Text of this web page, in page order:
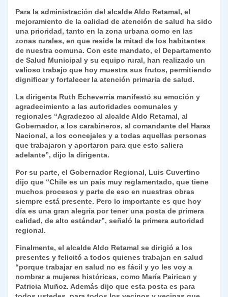
Para la administración del alcalde Aldo Retamal, el
mejoramiento de la calidad de atención de salud ha sido
una prioridad, tanto en la zona urbana como en las
zonas rurales, en que reside la mitad de los habitantes
de nuestra comuna. Con este mandato, el Departamento
de Salud Municipal y su equipo rural, han realizado un
valioso trabajo que hoy muestra sus frutos, permitiendo
dignificar y fortalecer la atención primaria de salud.
La dirigenta Ruth Echeverría manifestó su emoción y
agradecimiento a las autoridades comunales y
regionales “Agradezco al alcalde Aldo Retamal, al
Gobernador, a los carabineros, al comandante del Haras
Nacional, a los concejales y a todas aquellas personas
que trabajaron y aportaron para que esto saliera
adelante”, dijo la dirigenta.
Por su parte, el Gobernador Regional, Luis Cuvertino
dijo que “Chile es un país muy reglamentado, que tiene
muchos procesos y parte de eso en nuestras obras
siempre está presente. Pero lo importante es que hoy
día es una gran alegría por tener una posta de primera
calidad, de alto estándar”, señaló la primera autoridad
regional.
Finalmente, el alcalde Aldo Retamal se dirigió a los
presentes y felicitó a todos quienes trabajan en salud
“porque trabajar en salud no es fácil y yo les voy a
nombrar a mujeres históricas, como María Pairican y
Patricia Muñoz. Además dijo que esta posta es para